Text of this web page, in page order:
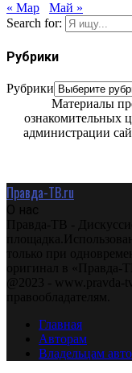
« Мар
Май »
Search for:
Рубрики
Рубрики
Материалы
ознакомительных
администрации
Правда-ТВ.ru
О нас
Правда-ТВ -
только при
оригинал в «Правда-
@2023 - www.pravda-
правообладателям.
Главная
Авторам
Владельцам